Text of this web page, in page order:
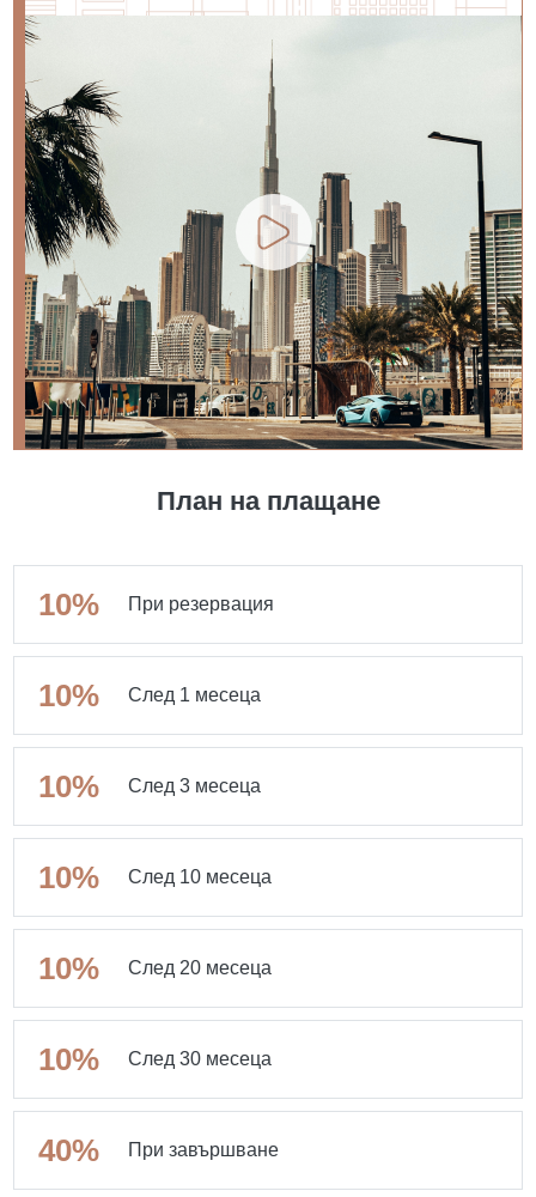
План на плащане
10% При резервация
10% След 1 месеца
10% След 3 месеца
10% След 10 месеца
10% След 20 месеца
10% След 30 месеца
40% При завършване